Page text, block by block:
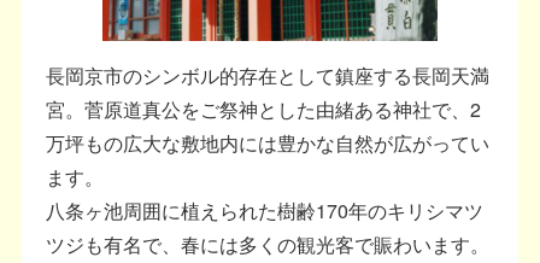
長岡京市のシンボル的存在として鎮座する長岡天満
宮。菅原道真公をご祭神とした由緒ある神社で、2
万坪もの広大な敷地内には豊かな自然が広がってい
ます。
八条ヶ池周囲に植えられた樹齢170年のキリシマツ
ツジも有名で、春には多くの観光客で賑わいます。